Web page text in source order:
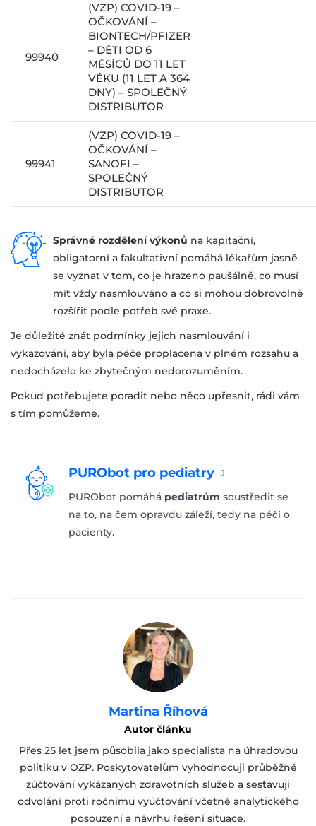
99940
(VZP) COVID-19 –
OČKOVÁNÍ –
BIONTECH/PFIZER
– DĚTI OD 6
MĚSÍCŮ DO 11 LET
VĚKU (11 LET A 364
DNY) – SPOLEČNÝ
DISTRIBUTOR
99941
(VZP) COVID-19 –
OČKOVÁNÍ –
SANOFI –
SPOLEČNÝ
DISTRIBUTOR
Správné rozdělení výkonů na kapitační,
obligatorní a fakultativní pomáhá lékařům jasně
se vyznat v tom, co je hrazeno paušálně, co musí
mít vždy nasmlouváno a co si mohou dobrovolně
rozšířit podle potřeb své praxe.
Je důležité znát podmínky jejich nasmlouvání i
vykazování, aby byla péče proplacena v plném rozsahu a
nedocházelo ke zbytečným nedorozuměním.
Pokud potřebujete poradit nebo něco upřesnit, rádi vám
s tím pomůžeme.
PURObot pro pediatry
PURObot pomáhá pediatrům soustředit se
na to, na čem opravdu záleží, tedy na péči o
pacienty.
Martina Říhová
Autor článku
Přes 25 let jsem působila jako specialista na úhradovou
politiku v OZP. Poskytovatelům vyhodnocuji průběžné
zúčtování vykázaných zdravotních služeb a sestavuji
odvolání proti ročnímu vyúčtování včetně analytického
posouzení a návrhu řešení situace.